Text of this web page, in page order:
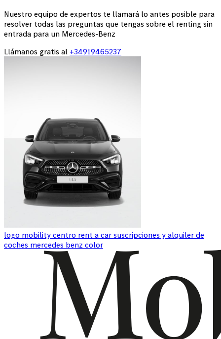
Nuestro equipo de expertos te llamará lo antes posible para
resolver todas las preguntas que tengas sobre el renting sin
entrada para un Mercedes-Benz
Llámanos gratis al +34919465237
logo mobility centro rent a car suscripciones y alquiler de
coches mercedes benz color